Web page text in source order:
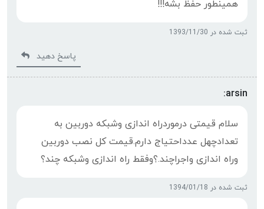
همینطور حفظ بشه!!!
ثبت شده در 1393/11/30
پاسخ دهید
arsin:
سلام قیمتی درموردراه اندازی وشبکه دوربین به
تعدادچهل عدداحتیاج دارم.قیمت کل نصب دوربین
وراه اندازی واجراچند.؟وفقط راه اندازی وشبکه چند؟
ثبت شده در 1394/01/18